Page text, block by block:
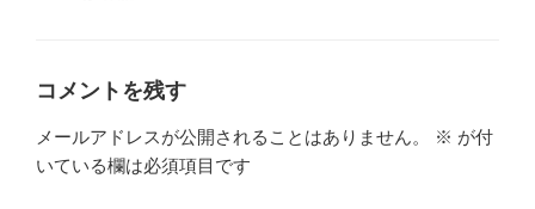
コメントを残す
メールアドレスが公開されることはありません。 ※ が付
いている欄は必須項目です